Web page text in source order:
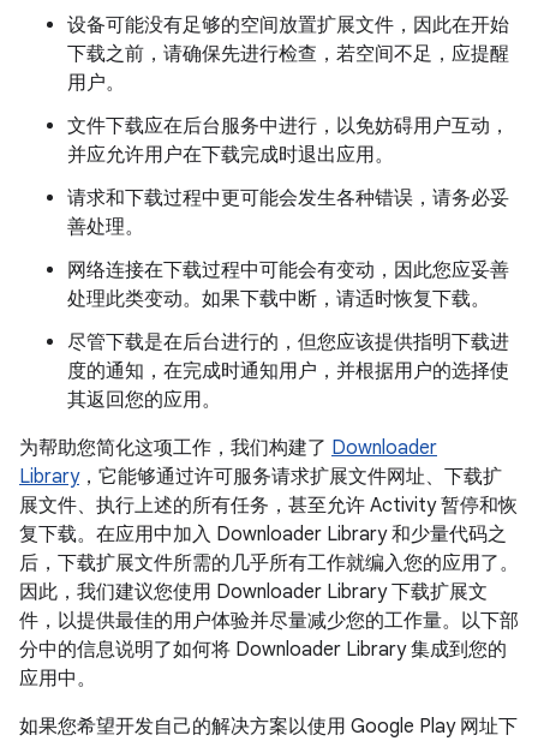
设备可能没有足够的空间放置扩展文件，因此在开始
下载之前，请确保先进行检查，若空间不足，应提醒
用户。
文件下载应在后台服务中进行，以免妨碍用户互动，
并应允许用户在下载完成时退出应用。
请求和下载过程中更可能会发生各种错误，请务必妥
善处理。
网络连接在下载过程中可能会有变动，因此您应妥善
处理此类变动。如果下载中断，请适时恢复下载。
尽管下载是在后台进行的，但您应该提供指明下载进
度的通知，在完成时通知用户，并根据用户的选择使
其返回您的应用。
为帮助您简化这项工作，我们构建了 Downloader
Library，它能够通过许可服务请求扩展文件网址、下载扩
展文件、执行上述的所有任务，甚至允许 Activity 暂停和恢
复下载。在应用中加入 Downloader Library 和少量代码之
后，下载扩展文件所需的几乎所有工作就编入您的应用了。
因此，我们建议您使用 Downloader Library 下载扩展文
件，以提供最佳的用户体验并尽量减少您的工作量。以下部
分中的信息说明了如何将 Downloader Library 集成到您的
应用中。
如果您希望开发自己的解决方案以使用 Google Play 网址下